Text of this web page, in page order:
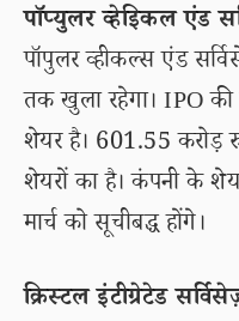
पाॅप्युलर व्हेइिकल एंड
पॉपुलर व्हीकल्स एंड
तक खुला रहेगा। IPO
शेयर है। 601.55 करोड़
शेयरों का है। कंपनी के
मार्च को सूचीबद्ध होंगे।
क्रिस्टल इंटीग्रेटेड